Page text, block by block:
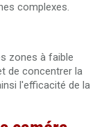
complexes.
zones à faible
de concentrer la
l'efficacité de la